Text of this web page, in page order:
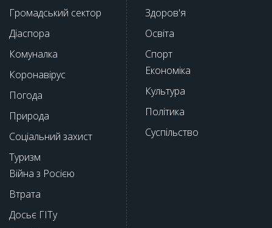
Громадський сектор
Діаспора
Комуналка
Коронавірус
Погода
Природа
Соціальний захист
Туризм
Війна з Росією
Втрата
Досьє ГІТу
Здоров'я
Освіта
Спорт
Економіка
Культура
Політика
Суспільство